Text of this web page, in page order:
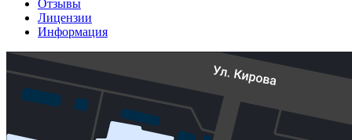
Отзывы
Лицензии
Информация